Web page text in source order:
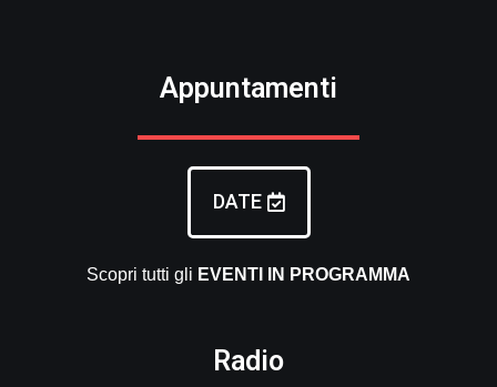
Appuntamenti
DATE
Scopri tutti gli EVENTI IN PROGRAMMA
Radio